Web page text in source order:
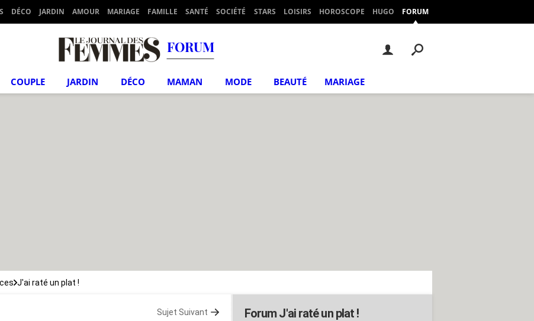
DÉCO JARDIN AMOUR MARIAGE FAMILLE SANTÉ SOCIÉTÉ STARS LOISIRS HOROSCOPE HUGO FORUM
FORUM
COUPLE JARDIN DÉCO MAMAN MODE BEAUTÉ MARIAGE
J'ai raté un plat !
Sujet Suivant Forum J'ai raté un plat !